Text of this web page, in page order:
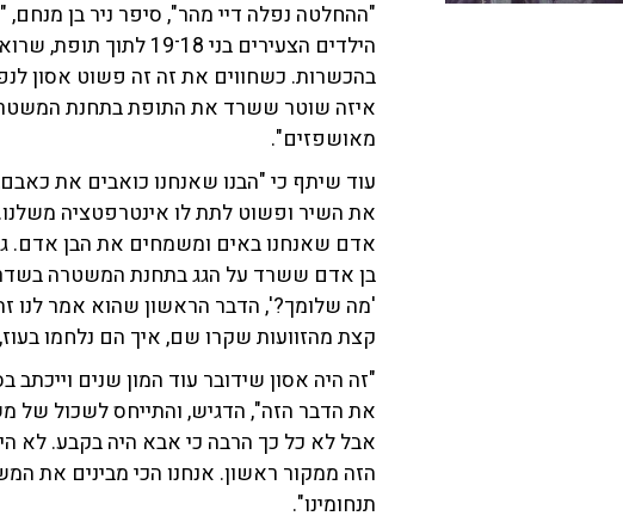
"ההחלטה נפלה דיי מהר", סיפר ניר בן
הילדים הצעירים בני
בהכשרות. כשחווים את זה זה פשוט אסון
איזה שוטר ששרד את התופת בתחנת
מאושפזים".
עוד שיתף כי "הבנו שאנחנו כואבים את
את השיר ופשוט לתת לו אינטרפטציה
אדם שאנחנו באים ומשמחים את הבן אדם.
בן אדם ששרד על הגג בתחנת המשטרה
'מה שלומך?', הדבר הראשון שהוא אמר לנו זה
קצת מהזוועות שקרו שם, איך הם נלחמו
"זה היה אסון שידובר עוד המון שנים
אבל לא כל כך הרבה כי אבא היה בקבע. לא
הזה ממקור ראשון. אנחנו הכי מבינים את
תנחומינו".